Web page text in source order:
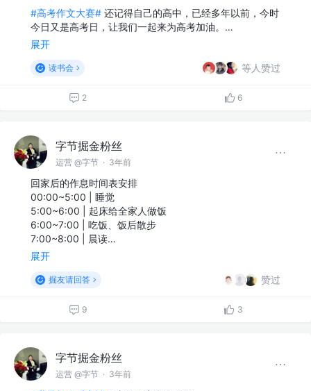
#高考作文大赛# 还记得自己的高中，已经多年以前，今时
今日又是高考日，让我们一起来为高考加油。…
展开
读书会 等人赞过
2 6
字节掘金粉丝
运营 @字节 · 3年前
回家后的作息时间表安排
00:00~5:00 | 睡觉
5:00~6:00 | 起床给全家人做饭
6:00~7:00 | 吃饭、饭后散步
7:00~8:00 | 晨读…
展开
掘友请回答 赞过
9 3
字节掘金粉丝
运营 @字节 · 3年前